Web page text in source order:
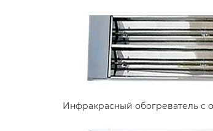
Инфракрасный обогреватель с